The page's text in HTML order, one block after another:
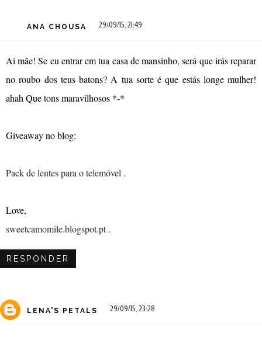
ANA CHOUSA 29/09/15, 21:49
Ai mãe! Se eu entrar em tua casa de mansinho, será que irás reparar
no roubo dos teus batons? A tua sorte é que estás longe mulher!
ahah Que tons maravilhosos *-*
Giveaway no blog:
Pack de lentes para o telemóvel .
Love,
sweetcamomile.blogspot.pt .
RESPONDER
LENA'S PETALS 29/09/15, 23:28